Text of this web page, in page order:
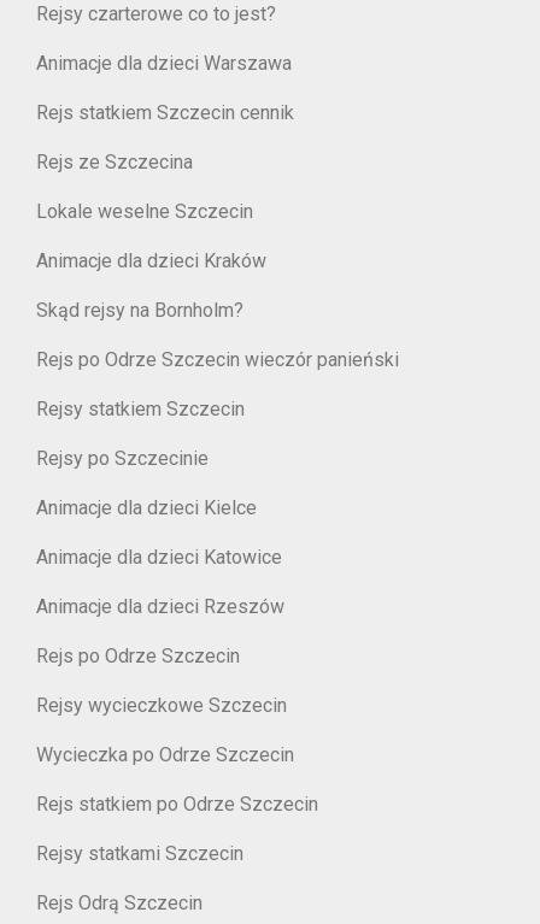
Rejsy czarterowe co to jest?
Animacje dla dzieci Warszawa
Rejs statkiem Szczecin cennik
Rejs ze Szczecina
Lokale weselne Szczecin
Animacje dla dzieci Kraków
Skąd rejsy na Bornholm?
Rejs po Odrze Szczecin wieczór panieński
Rejsy statkiem Szczecin
Rejsy po Szczecinie
Animacje dla dzieci Kielce
Animacje dla dzieci Katowice
Animacje dla dzieci Rzeszów
Rejs po Odrze Szczecin
Rejsy wycieczkowe Szczecin
Wycieczka po Odrze Szczecin
Rejs statkiem po Odrze Szczecin
Rejsy statkami Szczecin
Rejs Odrą Szczecin